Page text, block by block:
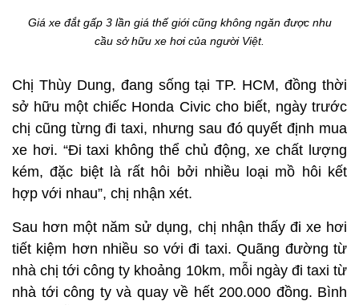
Giá xe đắt gấp 3 lần giá thế giới cũng không ngăn được nhu
cầu sở hữu xe hơi của người Việt.
Chị Thùy Dung, đang sống tại TP. HCM, đồng thời
sở hữu một chiếc Honda Civic cho biết, ngày trước
chị cũng từng đi taxi, nhưng sau đó quyết định mua
xe hơi. “Đi taxi không thể chủ động, xe chất lượng
kém, đặc biệt là rất hôi bởi nhiều loại mồ hôi kết
hợp với nhau”, chị nhận xét.
Sau hơn một năm sử dụng, chị nhận thấy đi xe hơi
tiết kiệm hơn nhiều so với đi taxi. Quãng đường từ
nhà chị tới công ty khoảng 10km, mỗi ngày đi taxi từ
nhà tới công ty và quay về hết 200.000 đồng. Bình